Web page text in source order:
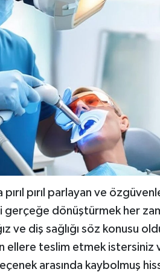
pırıl pırıl parlayan ve
dönüştürmek her
ve diş sağlığı söz konusu
ellere teslim etmek istersiniz
arasında kaybolmuş